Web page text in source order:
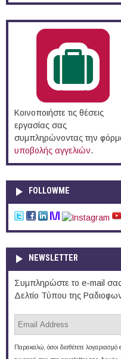
Κοινοποιήστε τις θέσεις
εργασίας σας
συμπληρώνοντας την
υποβολής αγγελιών.
FOLLOWME
NEWSLETTER
Συμπληρώστε το e-mail σας
Δελτίο Τύπου της
Παρακαλώ, όσοι διαθέτετε